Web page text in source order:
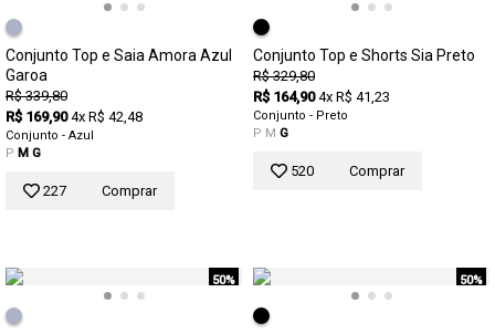
Conjunto Top e Saia Amora Azul
Garoa
R$ 339,80
R$ 169,90 4x R$ 42,48
Conjunto - Azul
P M G
227 Comprar
Conjunto Top e Shorts Sia Preto
R$ 329,80
R$ 164,90 4x R$ 41,23
Conjunto - Preto
P M G
520 Comprar
50% 50%